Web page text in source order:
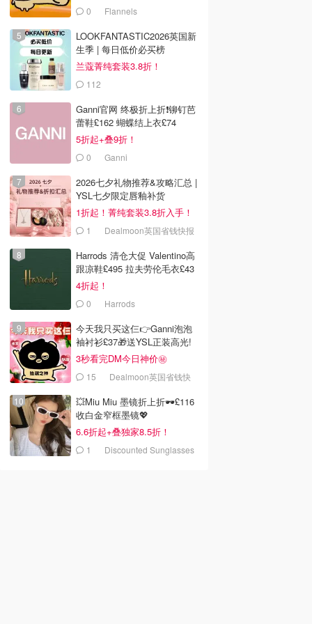
0 Flannels
LOOKFANTASTIC2026英国新
生季 | 每日低价必买榜
兰蔻菁纯套装3.8折！
112
Ganni官网 终极折上折❗️铆钉芭
蕾鞋£162 蝴蝶结上衣£74
5折起+叠9折！
0 Ganni
2026七夕礼物推荐&攻略汇总 |
YSL七夕限定唇釉补货
1折起！菁纯套装3.8折入手！
1 Dealmoon英国省钱快报
Harrods 清仓大促 Valentino高
跟凉鞋£495 拉夫劳伦毛衣£43
4折起！
0 Harrods
今天我只买这仨👉Ganni泡泡
袖衬衫£37🎁送YSL正装高光!
3秒看完DM今日神价㊙️
15
Dealmoon英国省钱快
💥Miu Miu 墨镜折上折🕶️£116
收白金窄框墨镜💖
6.6折起+叠独家8.5折！
1 Discounted Sunglasses